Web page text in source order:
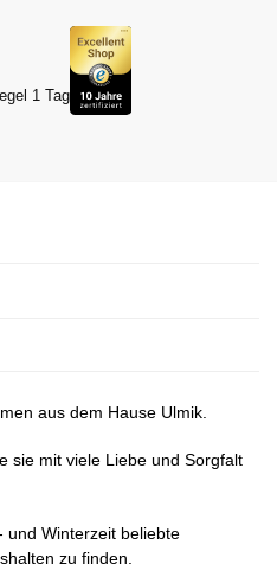
1 Tag
aus dem Hause Ulmik.
sie mit viele Liebe und Sorgfalt
und Winterzeit beliebte
zu finden.